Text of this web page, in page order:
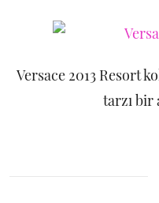
Versace 2013 Resort
tarzı bir